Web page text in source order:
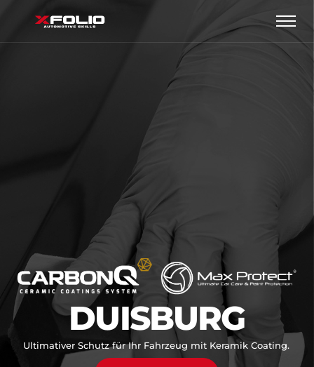
DUISBURG
Ultimativer Schutz für Ihr Fahrzeug mit Keramik Coating.